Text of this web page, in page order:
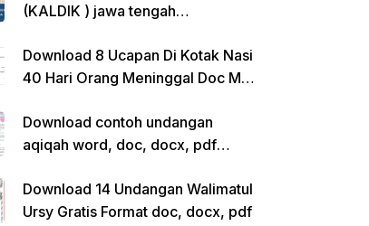
(KALDIK ) jawa tengah
Download 8 Ucapan Di Kotak Nasi
40 Hari Orang Meninggal Doc Ms.
Download contoh undangan
aqiqah word, doc, docx, pdf
Download 14 Undangan Walimatul
Ursy Gratis Format doc, docx, pdf